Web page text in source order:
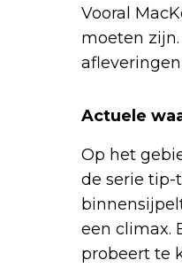
Vooral
moeten
Actuele
Op het
de serie tip-
een climax.
probeert te